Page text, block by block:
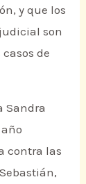
y que los
son
de
Sandra
contra las